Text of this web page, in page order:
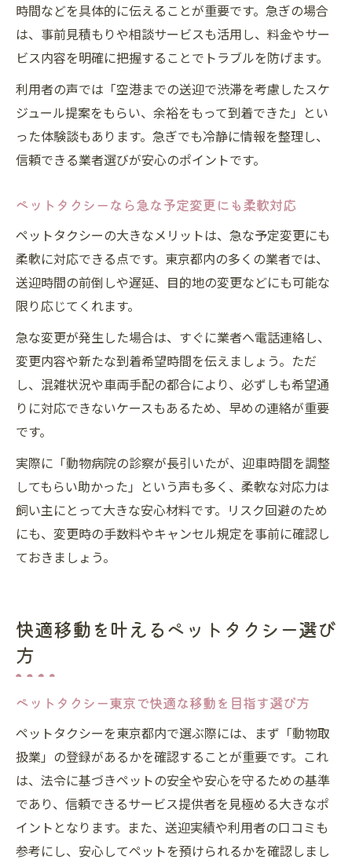
時間などを具体的に伝えることが重要です。急ぎの場合
は、事前見積もりや相談サービスも活用し、料金やサー
ビス内容を明確に把握することでトラブルを防げます。
利用者の声では「空港までの送迎で渋滞を考慮したスケ
ジュール提案をもらい、余裕をもって到着できた」とい
った体験談もあります。急ぎでも冷静に情報を整理し、
信頼できる業者選びが安心のポイントです。
ペットタクシーなら急な予定変更にも柔軟対応
ペットタクシーの大きなメリットは、急な予定変更にも
柔軟に対応できる点です。東京都内の多くの業者では、
送迎時間の前倒しや遅延、目的地の変更などにも可能な
限り応じてくれます。
急な変更が発生した場合は、すぐに業者へ電話連絡し、
変更内容や新たな到着希望時間を伝えましょう。ただ
し、混雑状況や車両手配の都合により、必ずしも希望通
りに対応できないケースもあるため、早めの連絡が重要
です。
実際に「動物病院の診察が長引いたが、迎車時間を調整
してもらい助かった」という声も多く、柔軟な対応力は
飼い主にとって大きな安心材料です。リスク回避のため
にも、変更時の手数料やキャンセル規定を事前に確認し
ておきましょう。
快適移動を叶えるペットタクシー選び
方
ペットタクシー東京で快適な移動を目指す選び方
ペットタクシーを東京都内で選ぶ際には、まず「動物取
扱業」の登録があるかを確認することが重要です。これ
は、法令に基づきペットの安全や安心を守るための基準
であり、信頼できるサービス提供者を見極める大きなポ
イントとなります。また、送迎実績や利用者の口コミも
参考にし、安心してペットを預けられるかを確認しまし